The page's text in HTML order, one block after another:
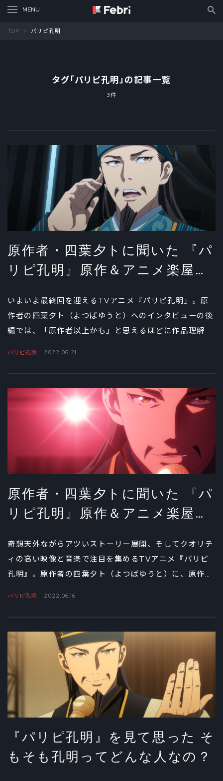
TOP パリピ孔明
タグ「パリピ孔明」の記事一覧
3件
原作者・四葉夕トに聞いた 『パ
リピ孔明』原作＆アニメ楽屋裏
いよいよ最終回を迎えるTVアニメ『パリピ孔明』。原
作者の四葉夕ト（よつばゆうと）へのインタビューの後
編では、「原作者以上かも」と思えるほどに作品理解の
パリピ孔明 2022.06.21
原作者・四葉夕トに聞いた 『パ
リピ孔明』原作＆アニメ楽屋裏
奇想天外ながらアツいストーリー展開、そしてクオリテ
ィの高い映像と音楽で注目を集めるTVアニメ『パリピ
孔明』。原作者の四葉夕ト（よつばゆうと）に、原作誕
パリピ孔明 2022.06.16
『パリピ孔明』を見て思った そ
もそも孔明ってどんな人なの？